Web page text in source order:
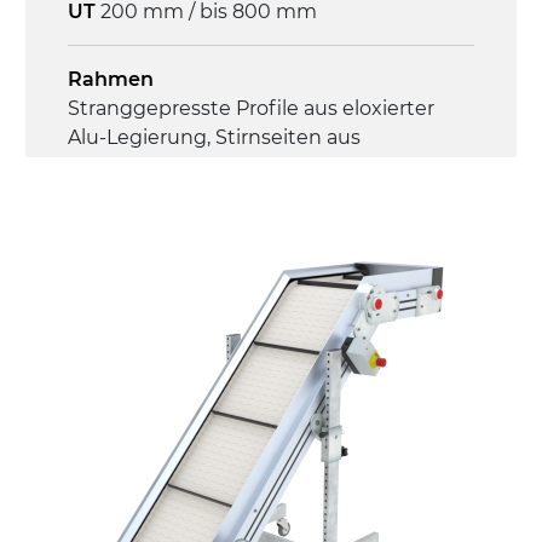
UT 200 mm / bis 800 mm
Rahmen
Stranggepresste Profile aus eloxierter
Alu-Legierung, Stirnseiten aus
Stranggepresste Profile aus eloxierter
ausziehbare Elemente mit Scharnieren
aus druckgegossener Alu-Legierung,
Beine aus verzinktem Metallrohr,
Schwenkräder mit/ohne Bremse (2+2)